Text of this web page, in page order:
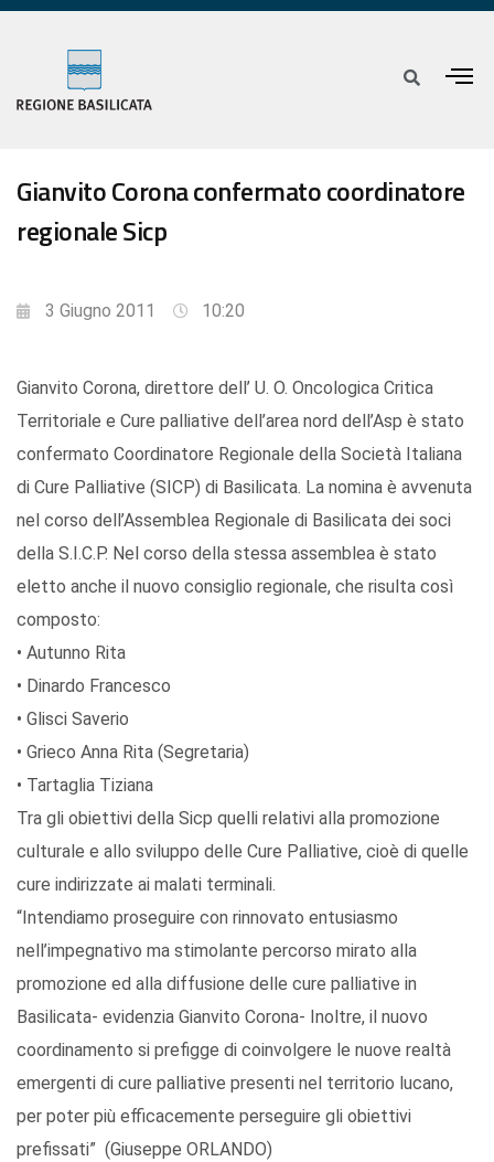
Gianvito Corona confermato coordinatore
regionale Sicp
3 Giugno 2011 10:20
Gianvito Corona, direttore dell’ U. O. Oncologica Critica
Territoriale e Cure palliative dell’area nord dell’Asp è stato
confermato Coordinatore Regionale della Società Italiana
di Cure Palliative (SICP) di Basilicata. La nomina è avvenuta
nel corso dell’Assemblea Regionale di Basilicata dei soci
della S.I.C.P. Nel corso della stessa assemblea è stato
eletto anche il nuovo consiglio regionale, che risulta così
composto:
• Autunno Rita
• Dinardo Francesco
• Glisci Saverio
• Grieco Anna Rita (Segretaria)
• Tartaglia Tiziana
Tra gli obiettivi della Sicp quelli relativi alla promozione
culturale e allo sviluppo delle Cure Palliative, cioè di quelle
cure indirizzate ai malati terminali.
“Intendiamo proseguire con rinnovato entusiasmo
nell’impegnativo ma stimolante percorso mirato alla
promozione ed alla diffusione delle cure palliative in
Basilicata- evidenzia Gianvito Corona- Inoltre, il nuovo
coordinamento si prefigge di coinvolgere le nuove realtà
emergenti di cure palliative presenti nel territorio lucano,
per poter più efficacemente perseguire gli obiettivi
prefissati” (Giuseppe ORLANDO)